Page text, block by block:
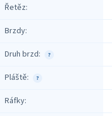
Řetěz:
Brzdy:
?
Druh brzd:
?
Pláště:
Ráfky: